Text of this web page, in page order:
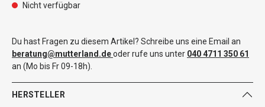
Nicht verfügbar
Du hast Fragen zu diesem Artikel? Schreibe uns eine Email an
beratung@mutterland.deoder rufe uns unter 040 4711 350 61
an (Mo bis Fr 09-18h).
HERSTELLER